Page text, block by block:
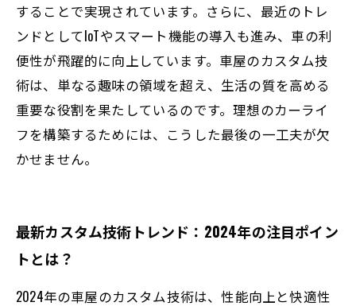
することで実現されています。さらに、最近のトレ
ンドとしてIoTやスマート機能の導入も進み、車の利
便性が飛躍的に向上しています。車屋のカスタム技
術は、単なる趣味の領域を超え、生活の質を高める
重要な役割を果たしているのです。理想のカーライ
フを構築するためには、こうした最後の一工夫が欠
かせません。
最新カスタム技術トレンド：2024年の注目ポイン
トとは？
2024年の車屋のカスタム技術は、性能向上と快適性